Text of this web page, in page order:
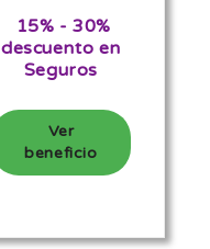
15% - 30%
descuento en
Seguros
Ver
beneficio